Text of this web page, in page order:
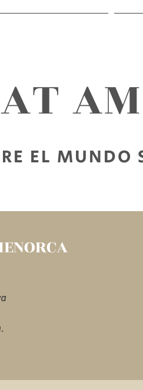
EL MUNDO